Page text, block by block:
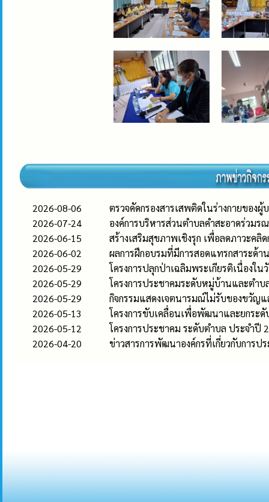
2026-08-06
ตรวจคัดกรองสารเสพติดในร่างกายของ
2026-07-24
องค์การบริหารส่วนตำบลคำสะอาดร่วมร
2026-06-15
สร้างเสริมสุขภาพเชิงรุก เพื่อลดภาวะคลิ
2026-06-02
ผลการฝึกอบรมที่มีการสอดแทรกสาระด้
2026-05-29
โครงการปลุกป่าเฉลิมพระเกียรติเนื่อง
2026-05-29
โครงการประชาคมระดับหมู่บ้านและตำ
2026-05-29
กิจกรรมแสดงเจตนารมณ์ไม่รับของขวัญ
2026-05-13
โครงการขับเคลื่อนเพื่อพัฒนาและยกระ
2026-05-12
โครงการประชาคม ระดับตำบล ประจำปี
2026-04-20
ข่าวสารการพัฒนาองค์กรที่เกี่ยวกับการ